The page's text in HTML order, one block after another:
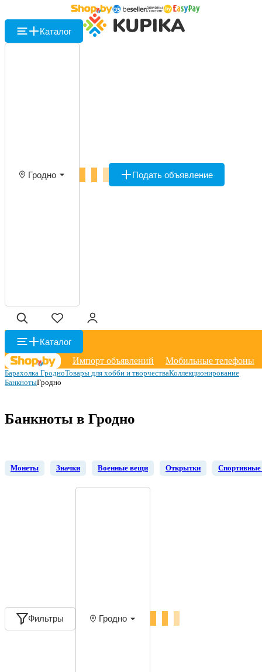
Каталог
Гродно Подать объявление
Каталог
Импорт объявлений
Мобильные телефоны
Барахолка ГродноТовары для хобби и творчестваКоллекционирование
БанкнотыГродно
Банкноты в Гродно
Монеты Значки Военные вещи Открытки
Фильтры Гродно